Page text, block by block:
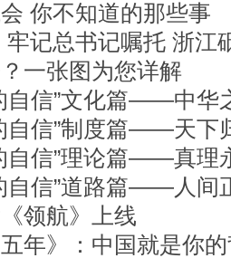
你不知道的那些事
牢记总书记嘱托 浙江
一张图为您详解
自信”文化篇——中华
自信”制度篇——天下
自信”理论篇——真理
自信”道路篇——人间
领航》上线
年》：中国就是你